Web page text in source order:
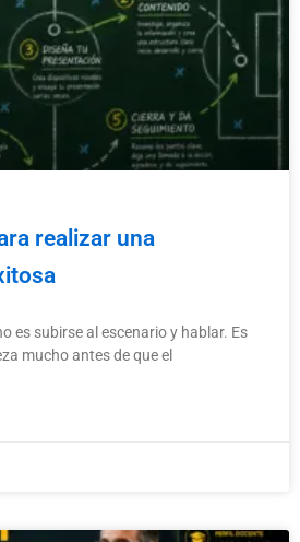
realizar una
es subirse al escenario y hablar. Es
mucho antes de que el